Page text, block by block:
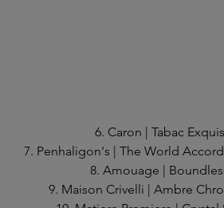
6. Caron | Tabac Exquis
7. Penhaligon's | The World
8. Amouage |
9. Maison Crivelli | Ambre